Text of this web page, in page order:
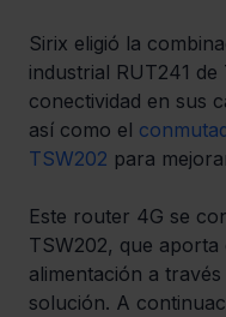
Sirix eligió la
industrial RUT241
conectividad en sus
así como el
TSW202 para
Este router 4G se
TSW202, que aporta
alimentación a
solución. A